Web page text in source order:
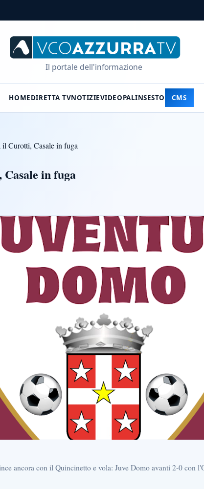
Il portale dell'informazione
HOMEDIRETTA TVNOTIZIEVIDEOPALINSESTO CMS
il Curotti, Casale in fuga
in fuga
ancora con il Quincinetto e vola: Juve Domo avanti 2-0 con